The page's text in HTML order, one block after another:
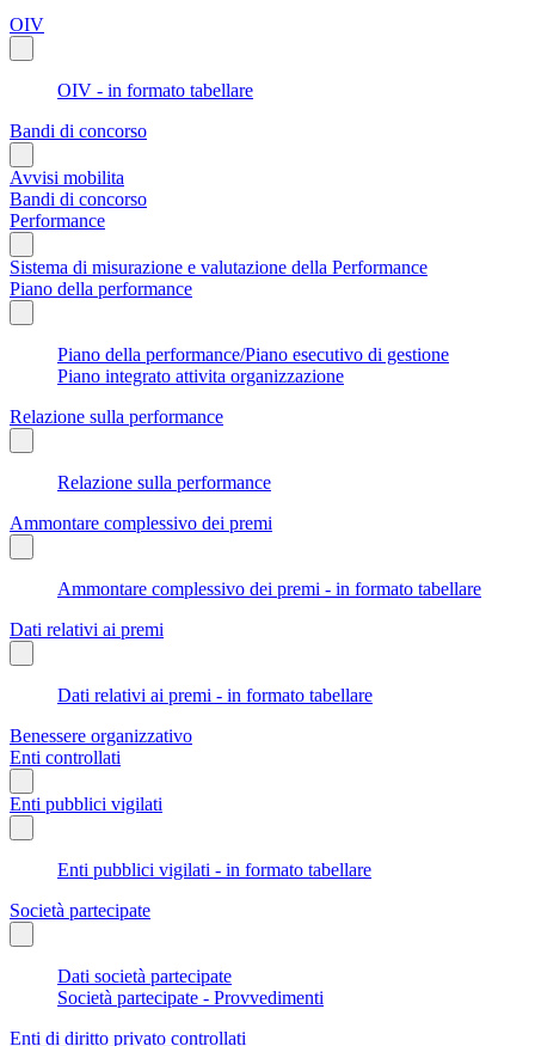
OIV
OIV - in formato tabellare
Bandi di concorso
Avvisi mobilita
Bandi di concorso
Performance
Sistema di misurazione e valutazione della Performance
Piano della performance
Piano della performance/Piano esecutivo di gestione
Piano integrato attivita organizzazione
Relazione sulla performance
Relazione sulla performance
Ammontare complessivo dei premi
Ammontare complessivo dei premi - in formato tabellare
Dati relativi ai premi
Dati relativi ai premi - in formato tabellare
Benessere organizzativo
Enti controllati
Enti pubblici vigilati
Enti pubblici vigilati - in formato tabellare
Società partecipate
Dati società partecipate
Società partecipate - Provvedimenti
Enti di diritto privato controllati